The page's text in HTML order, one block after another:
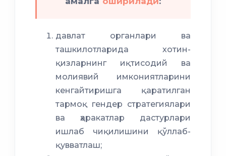
давлат органлари ва
ташкилотларида хотин-
қизларнинг иқтисодий ва
молиявий имкониятларини
кенгайтиришга қаратилган
тармоқ гендер стратегиялари
ва ҳаракатлар дастурлари
ишлаб чиқилишини қўллаб-
қувватлаш;